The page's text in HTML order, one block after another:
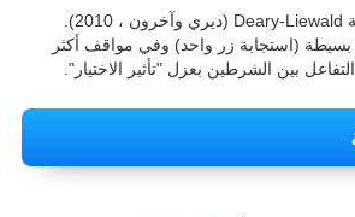
اختبار Deary-Liewald CogniFit هو نسخة طبق الأصل من مهمة Deary-Liewald (ديري وآخرون ، 2010).
(استجابة زر واحد) وفي مواقف أكثر
بين الشرطين بعزل "تأثير الاختيار".